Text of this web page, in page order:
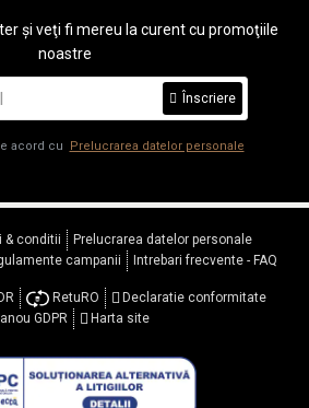
şi veţi fi mereu la curent cu promoţiile
noastre
Înscriere
acord cu Prelucrarea datelor personale
& conditii
Prelucrarea datelor personale
campanii Intrebari frecvente - FAQ
RetuRO
Declaratie conformitate
GDPR
Harta site